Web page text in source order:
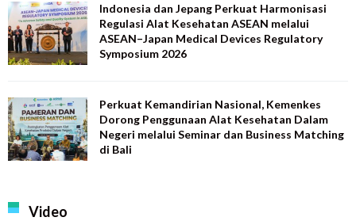
Indonesia dan Jepang Perkuat Harmonisasi
Regulasi Alat Kesehatan ASEAN melalui
ASEAN–Japan Medical Devices Regulatory
Symposium 2026
Perkuat Kemandirian Nasional, Kemenkes
Dorong Penggunaan Alat Kesehatan Dalam
Negeri melalui Seminar dan Business Matching
di Bali
Video